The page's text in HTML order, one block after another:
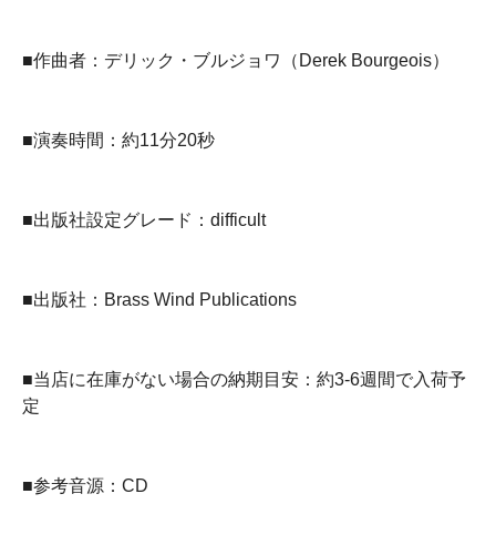
■作曲者：デリック・ブルジョワ（Derek Bourgeois）
■演奏時間：約11分20秒
■出版社設定グレード：difficult
■出版社：Brass Wind Publications
■当店に在庫がない場合の納期目安：約3-6週間で入荷予
定
■参考音源：CD